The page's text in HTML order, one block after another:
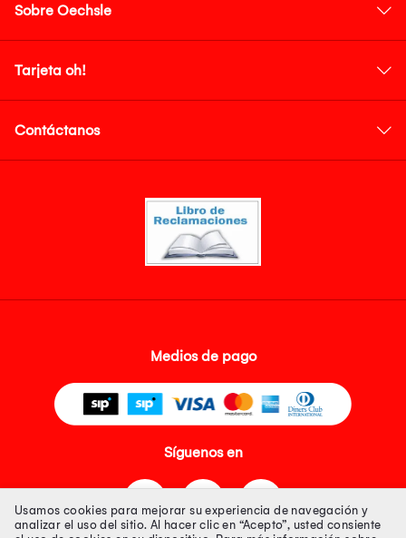
Sobre Oechsle
Tarjeta oh!
Contáctanos
Medios de pago
Síguenos en
Usamos cookies para mejorar su experiencia de navegación y
analizar el uso del sitio. Al hacer clic en “Acepto”, usted consiente